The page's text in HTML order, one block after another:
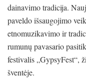
dainavimo tradicija.
paveldo išsaugojimo
etnomuzikavimo ir
rumunų pavasario
festivalis „GypsyFest“,
šventėje.